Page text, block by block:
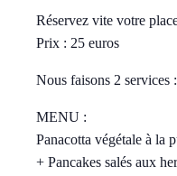
Réservez vite votre
Prix : 25 euros
Nous faisons 2 services
MENU :
Panacotta végétale à la
+ Pancakes salés aux